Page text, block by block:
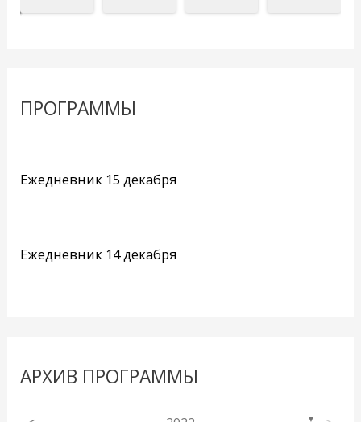
ПРОГРАММЫ
Ежедневник 15 декабря
Ежедневник 14 декабря
АРХИВ ПРОГРАММЫ
▼